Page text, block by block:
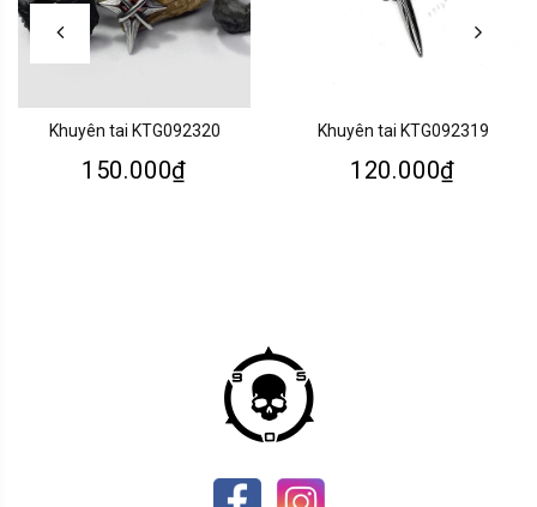
Khuyên tai KTG092320
150.000₫
Khuyên tai KTG092319
120.000₫